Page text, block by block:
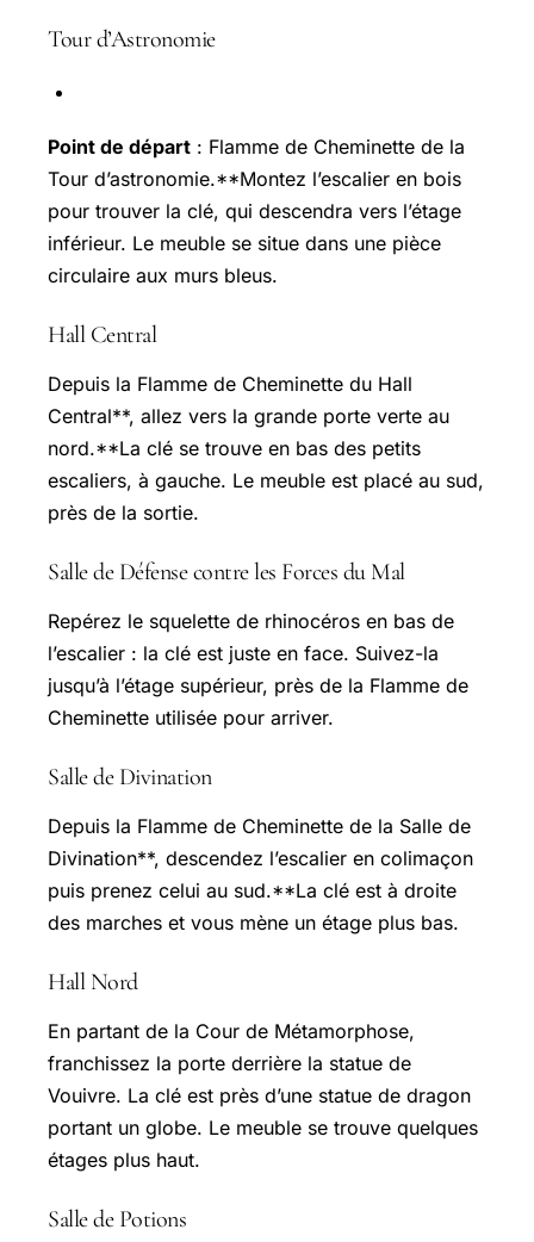
Tour d’Astronomie
Point de départ : Flamme de Cheminette de la
Tour d’astronomie.**Montez l’escalier en bois
pour trouver la clé, qui descendra vers l’étage
inférieur. Le meuble se situe dans une pièce
circulaire aux murs bleus.
Hall Central
Depuis la Flamme de Cheminette du Hall
Central**, allez vers la grande porte verte au
nord.**La clé se trouve en bas des petits
escaliers, à gauche. Le meuble est placé au sud,
près de la sortie.
Salle de Défense contre les Forces du Mal
Repérez le squelette de rhinocéros en bas de
l’escalier : la clé est juste en face. Suivez-la
jusqu’à l’étage supérieur, près de la Flamme de
Cheminette utilisée pour arriver.
Salle de Divination
Depuis la Flamme de Cheminette de la Salle de
Divination**, descendez l’escalier en colimaçon
puis prenez celui au sud.**La clé est à droite
des marches et vous mène un étage plus bas.
Hall Nord
En partant de la Cour de Métamorphose,
franchissez la porte derrière la statue de
Vouivre. La clé est près d’une statue de dragon
portant un globe. Le meuble se trouve quelques
étages plus haut.
Salle de Potions